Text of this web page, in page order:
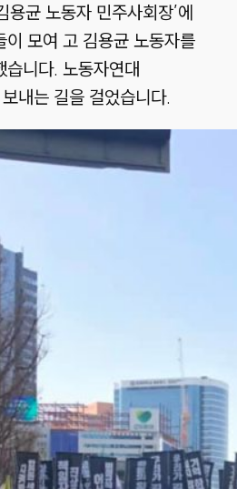
용균 노동자 민주사회장’에
이 모여 고 김용균 노동자를
니다. 노동자연대
내는 길을 걸었습니다.